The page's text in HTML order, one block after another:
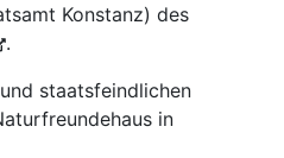
Konstanz) des
.
staatsfeindlichen
in